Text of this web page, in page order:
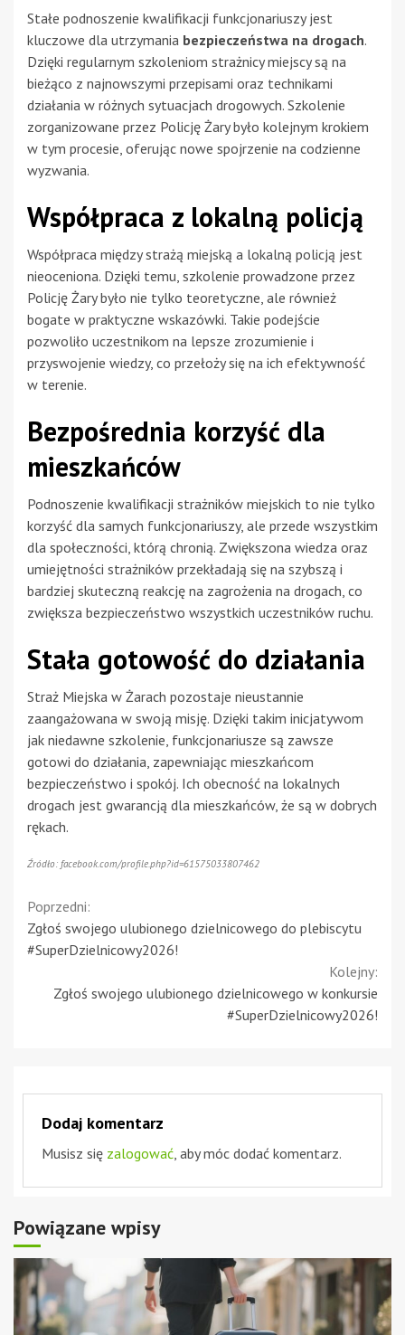
Stałe podnoszenie kwalifikacji funkcjonariuszy jest
kluczowe dla utrzymania bezpieczeństwa na drogach.
Dzięki regularnym szkoleniom strażnicy miejscy są na
bieżąco z najnowszymi przepisami oraz technikami
działania w różnych sytuacjach drogowych. Szkolenie
zorganizowane przez Policję Żary było kolejnym krokiem
w tym procesie, oferując nowe spojrzenie na codzienne
wyzwania.
Współpraca z lokalną policją
Współpraca między strażą miejską a lokalną policją jest
nieoceniona. Dzięki temu, szkolenie prowadzone przez
Policję Żary było nie tylko teoretyczne, ale również
bogate w praktyczne wskazówki. Takie podejście
pozwoliło uczestnikom na lepsze zrozumienie i
przyswojenie wiedzy, co przełoży się na ich efektywność
w terenie.
Bezpośrednia korzyść dla
mieszkańców
Podnoszenie kwalifikacji strażników miejskich to nie tylko
korzyść dla samych funkcjonariuszy, ale przede wszystkim
dla społeczności, którą chronią. Zwiększona wiedza oraz
umiejętności strażników przekładają się na szybszą i
bardziej skuteczną reakcję na zagrożenia na drogach, co
zwiększa bezpieczeństwo wszystkich uczestników ruchu.
Stała gotowość do działania
Straż Miejska w Żarach pozostaje nieustannie
zaangażowana w swoją misję. Dzięki takim inicjatywom
jak niedawne szkolenie, funkcjonariusze są zawsze
gotowi do działania, zapewniając mieszkańcom
bezpieczeństwo i spokój. Ich obecność na lokalnych
drogach jest gwarancją dla mieszkańców, że są w dobrych
rękach.
Źródło: facebook.com/profile.php?id=61575033807462
Continue
Reading
Poprzedni:
Zgłoś swojego ulubionego dzielnicowego do plebiscytu
#SuperDzielnicowy2026!
Kolejny:
Zgłoś swojego ulubionego dzielnicowego w konkursie
#SuperDzielnicowy2026!
Dodaj komentarz
Musisz się zalogować, aby móc dodać komentarz.
Powiązane wpisy